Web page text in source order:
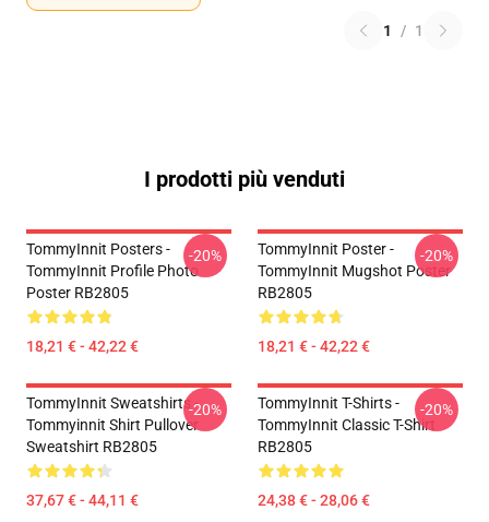
1 / 1
I prodotti più venduti
TommyInnit Posters -
TommyInnit Profile Photo
Poster RB2805
18,21 € - 42,22 €
-20%
TommyInnit Poster -
TommyInnit Mugshot Poster
RB2805
18,21 € - 42,22 €
-20%
TommyInnit Sweatshirts -
Tommyinnit Shirt Pullover
Sweatshirt RB2805
37,67 € - 44,11 €
-20%
TommyInnit T-Shirts -
TommyInnit Classic T-Shirt
RB2805
24,38 € - 28,06 €
-20%